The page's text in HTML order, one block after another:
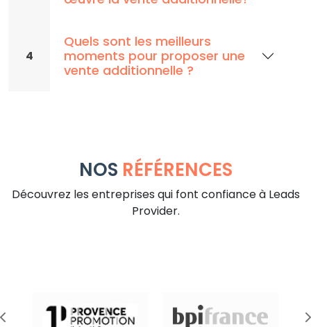
4
Quels sont les meilleurs
moments pour proposer une
vente additionnelle ?
NOS RÉFÉRENCES
Découvrez les entreprises qui font confiance à Leads
Provider.